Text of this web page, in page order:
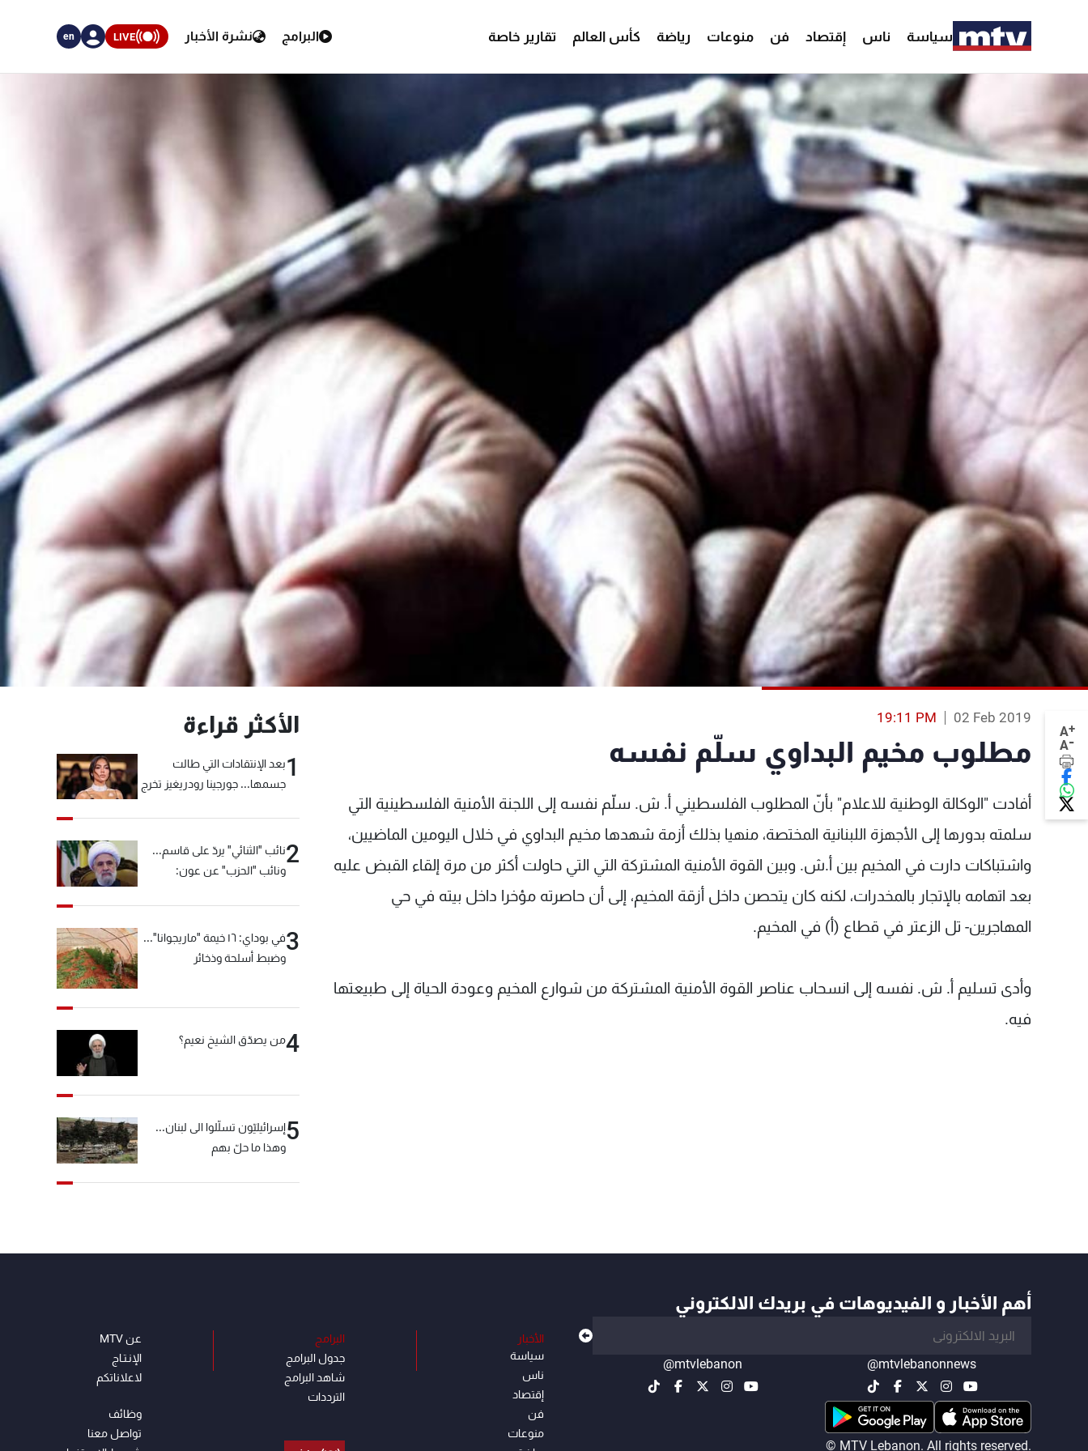
سياسة ناس إقتصاد فن منوعات رياضة كأس العالم تقارير خاصة البرامج نشرة الأخبار LIVE
en
A+
A-
02 Feb 2019
19:11 PM
مطلوب مخيم البداوي سلّم نفسه
أفادت "الوكالة الوطنية للاعلام" بأنّ المطلوب الفلسطيني أ. ش. سلّم نفسه إلى اللجنة الأمنية الفلسطينية التي
سلمته بدورها إلى الأجهزة اللبنانية المختصة، منهيا بذلك أزمة شهدها مخيم البداوي في خلال اليومين الماضيين،
واشتباكات دارت في المخيم بين أ.ش. وبين القوة الأمنية المشتركة التي التي حاولت أكثر من مرة إلقاء القبض عليه
بعد اتهامه بالإتجار بالمخدرات، لكنه كان يتحصن داخل أزقة المخيم، إلى أن حاصرته مؤخرا داخل بيته في حي
المهاجرين- تل الزعتر في قطاع (أ) في المخيم.
وأدى تسليم أ. ش. نفسه إلى انسحاب عناصر القوة الأمنية المشتركة من شوارع المخيم وعودة الحياة إلى طبيعتها
فيه.
الأكثر قراءة
1بعد الإنتقادات التي طالت
جسمها... جورجينا رودريغيز تخرج
2نائب "الثنائي" يردّ على قاسم...
ونائب "الحزب" عن عون:
3
في بوداي: ١٦ خيمة "ماريجوانا"...
وضبط أسلحة وذخائر
4من يصدّق الشيخ نعيم؟
5إسرائيليّون تسلّلوا الى لبنان...
وهذا ما حلّ بهم
أهم الأخبار و الفيديوهات في بريدك الالكتروني
@mtvlebanonnews
@mtvlebanon
© MTV Lebanon. All rights reserved.
الأخبار
سياسة
ناس
إقتصاد
فن
منوعات
البرامج
جدول البرامج
شاهد البرامج
الترددات
عن MTV
الإنـتـاج
لاعلاناتكم
وظائف
تواصل معنا